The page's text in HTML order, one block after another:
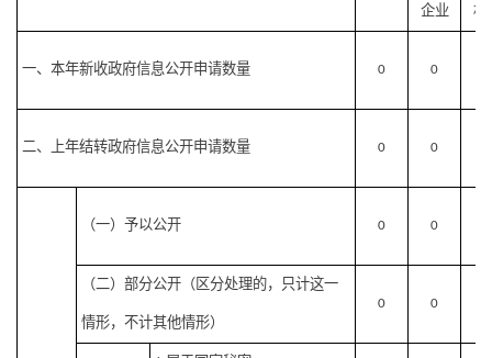
企业 机
一、本年新收政府信息公开申请数量 0 0
二、上年结转政府信息公开申请数量 0 0
（一）予以公开 0 0
（二）部分公开（区分处理的，只计这一
情形，不计其他情形）
0 0